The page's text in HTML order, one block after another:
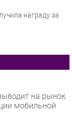
награду за
на рынок
мобильной